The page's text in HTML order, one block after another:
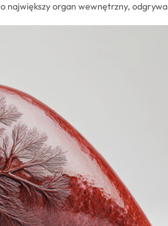
największy organ wewnętrzny, odgrywa